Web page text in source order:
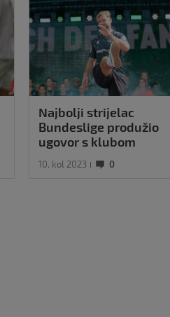
Najbolji strijelac
Bundeslige produžio
ugovor s klubom
10. kol 2023 0